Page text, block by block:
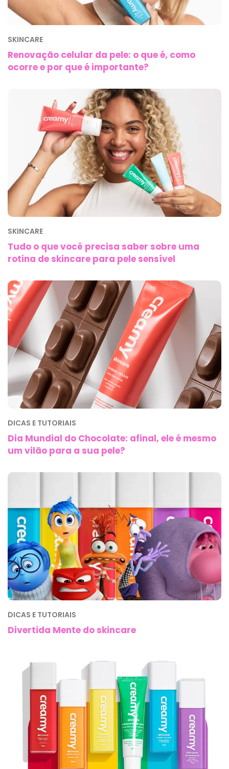
SKINCARE
Renovação celular da pele: o que é, como
ocorre e por que é importante?
SKINCARE
Tudo o que você precisa saber sobre uma
rotina de skincare para pele sensível
DICAS E TUTORIAIS
Dia Mundial do Chocolate: afinal, ele é mesmo
um vilão para a sua pele?
DICAS E TUTORIAIS
Divertida Mente do skincare